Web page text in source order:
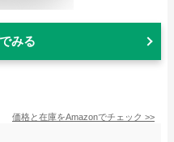
みる
価格と在庫をAmazonでチェック >>